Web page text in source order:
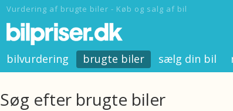
Vurdering af brugte biler - Køb og salg af bil
bilvurdering brugte biler sælg din bil
Søg efter brugte biler